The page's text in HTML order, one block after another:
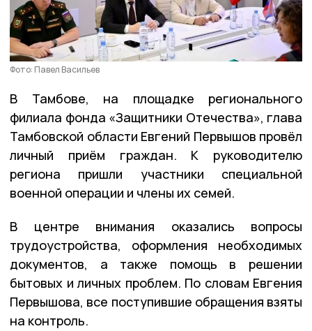
Фото: Павел Васильев
В Тамбове, на площадке регионального
филиала фонда «Защитники Отечества», глава
Тамбовской области Евгений Первышов провёл
личный приём граждан. К руководителю
региона пришли участники специальной
военной операции и члены их семей.
В центре внимания оказались вопросы
трудоустройства, оформления необходимых
документов, а также помощь в решении
бытовых и личных проблем. По словам Евгения
Первышова, все поступившие обращения взяты
на контроль.